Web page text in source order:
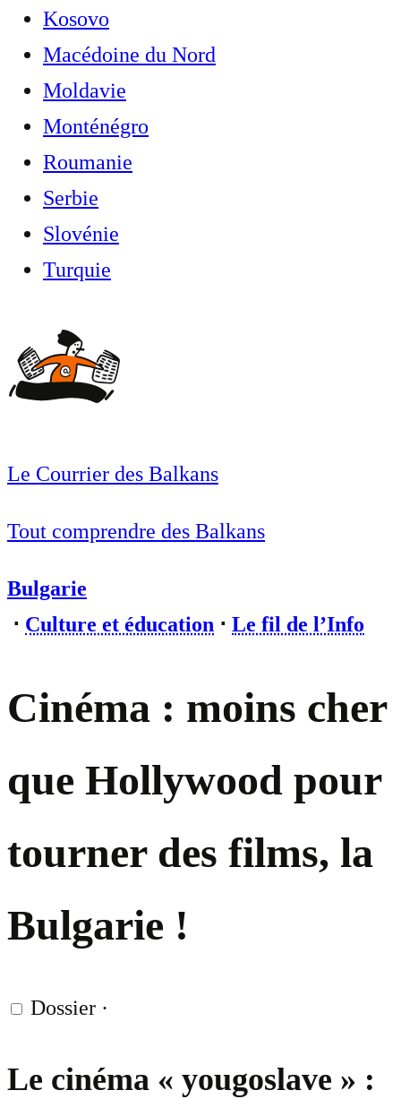
Kosovo
Macédoine du Nord
Moldavie
Monténégro
Roumanie
Serbie
Slovénie
Turquie
Le Courrier des Balkans
Tout comprendre des Balkans
Bulgarie
⋅ Culture et éducation ⋅ Le fil de l’Info
Cinéma : moins cher
que Hollywood pour
tourner des films, la
Bulgarie !
Dossier ·
Le cinéma « yougoslave » :